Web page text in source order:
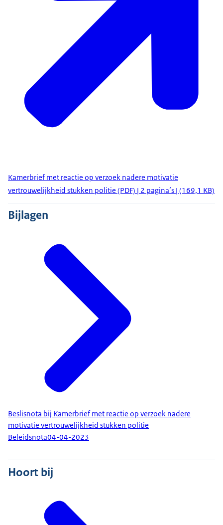
Kamerbrief met reactie op verzoek nadere motivatie
vertrouwelijkheid stukken politie (PDF) | 2 pagina’s | (169,1 KB)
Bijlagen
Beslisnota bij Kamerbrief met reactie op verzoek nadere
motivatie vertrouwelijkheid stukken politie
Beleidsnota04-04-2023
Hoort bij